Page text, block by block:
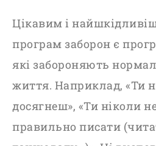
Цікавим і
програм заборон є
які забороняють
життя. Наприклад, «Ти
досягнеш», «Ти ніколи
правильно писати